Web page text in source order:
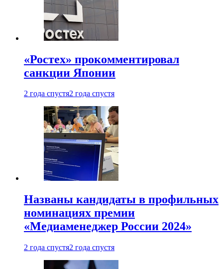
«Ростех» прокомментировал
санкции Японии
2 года спустя2 года спустя
Названы кандидаты в профильных
номинациях премии
«Медиаменеджер России 2024»
2 года спустя2 года спустя